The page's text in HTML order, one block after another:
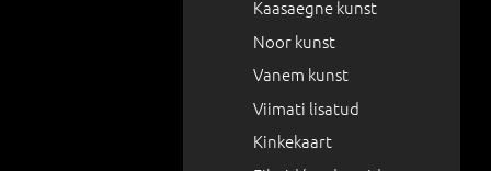
Kaasaegne kunst
Noor kunst
Vanem kunst
Viimati lisatud
Kinkekaart